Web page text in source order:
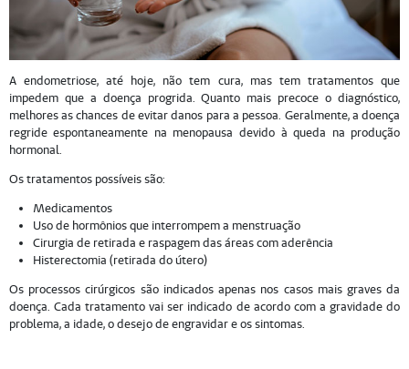
A endometriose, até hoje, não tem cura, mas tem tratamentos que
impedem que a doença progrida. Quanto mais precoce o diagnóstico,
melhores as chances de evitar danos para a pessoa. Geralmente, a doença
regride espontaneamente na menopausa devido à queda na produção
hormonal.
Os tratamentos possíveis são:
Medicamentos
Uso de hormônios que interrompem a menstruação
Cirurgia de retirada e raspagem das áreas com aderência
Histerectomia (retirada do útero)
Os processos cirúrgicos são indicados apenas nos casos mais graves da
doença. Cada tratamento vai ser indicado de acordo com a gravidade do
problema, a idade, o desejo de engravidar e os sintomas.